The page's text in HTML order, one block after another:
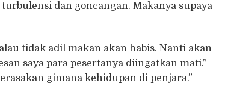
dan goncangan. Makanya supaya
tidak adil makan akan habis. Nanti akan
saya para pesertanya diingatkan mati.”
gimana kehidupan di penjara.”